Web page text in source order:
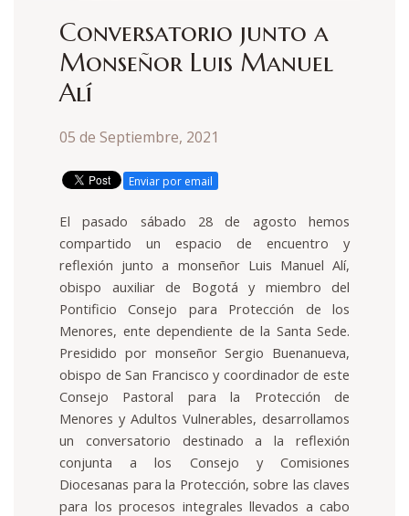
Conversatorio junto a
Monseñor Luis Manuel
Alí
05 de Septiembre, 2021
Enviar por email
El pasado sábado 28 de agosto hemos
compartido un espacio de encuentro y
reflexión junto a monseñor Luis Manuel Alí,
obispo auxiliar de Bogotá y miembro del
Pontificio Consejo para Protección de los
Menores, ente dependiente de la Santa Sede.
Presidido por monseñor Sergio Buenanueva,
obispo de San Francisco y coordinador de este
Consejo Pastoral para la Protección de
Menores y Adultos Vulnerables, desarrollamos
un conversatorio destinado a la reflexión
conjunta a los Consejo y Comisiones
Diocesanas para la Protección, sobre las claves
para los procesos integrales llevados a cabo